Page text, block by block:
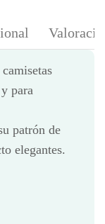
para
patrón de
elegantes.